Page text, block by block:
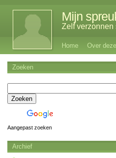
Mijn
Zelf verzonnen
Home Over
Zoeken
Aangepast zoeken
Archief